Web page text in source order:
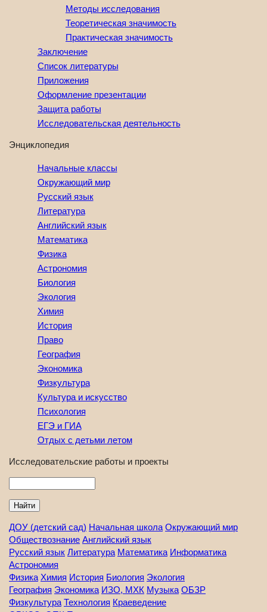
Методы исследования
Теоретическая значимость
Практическая значимость
Заключение
Список литературы
Приложения
Оформление презентации
Защита работы
Исследовательская деятельность
Энциклопедия
Начальные классы
Окружающий мир
Русский язык
Литература
Английский язык
Математика
Физика
Астрономия
Биология
Экология
Химия
История
Право
География
Экономика
Физкультура
Культура и искусство
Психология
ЕГЭ и ГИА
Отдых с детьми летом
Исследовательские работы и проекты
ДОУ (детский сад) Начальная школа Окружающий мир
Обществознание Английский язык
Русский язык Литература Математика Информатика
Астрономия
Физика Химия История Биология Экология
География Экономика ИЗО, МХК Музыка ОБЗР
Физкультура Технология Краеведение